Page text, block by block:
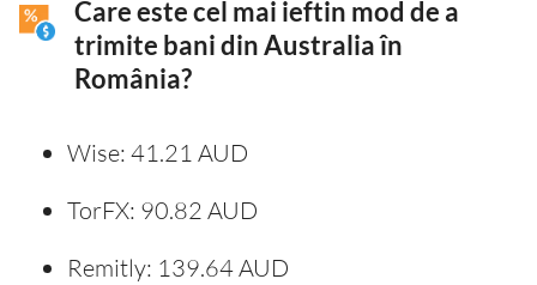
Care este cel mai ieftin mod de a
trimite bani din Australia în
România?
Wise: 41.21 AUD
TorFX: 90.82 AUD
Remitly: 139.64 AUD